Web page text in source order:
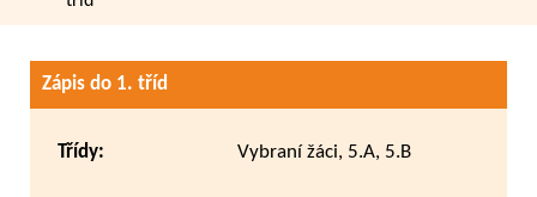
Zápis do 1. tříd
Třídy: Vybraní žáci, 5.A, 5.B